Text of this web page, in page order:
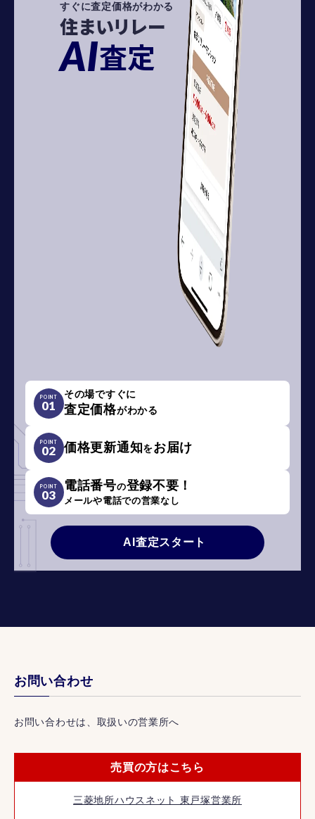
すぐに査定価格がわかる
住まいリレー
AI査定
POINT
01
その場ですぐに
査定価格がわかる
POINT
02 価格更新通知をお届け
POINT
03
電話番号の登録不要！
メールや電話での営業なし
AI査定スタート
お問い合わせ
お問い合わせは、取扱いの営業所へ
売買の方はこちら
三菱地所ハウスネット 東戸塚営業所